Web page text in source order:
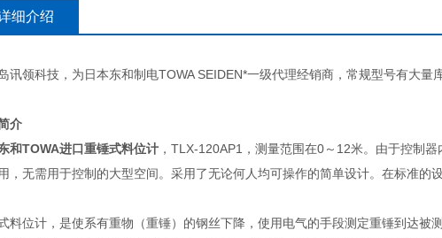
细介绍
讯领科技，为日本东和制电TOWA SEIDEN*一级代理经销商，常规型号有大量库
介
和TOWA进口重锤式料位计 ，TLX-120AP1，测量范围在0～12米。由于控制
，无需用于控制的大型空间。采用了无论何人均可操作的简单设计。在标准的
料位计，是使系有重物（重锤）的钢丝下降，使用电气的手段测定重锤到达被